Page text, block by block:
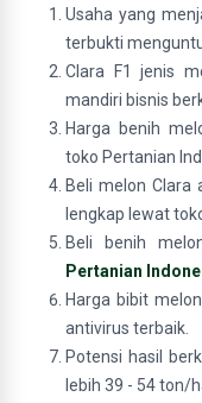
Usaha yang
terbukti
Clara F1 jenis
mandiri bisnis
Harga benih
toko Pertanian
Beli melon Clara
lengkap lewat
Beli benih
Pertanian
Harga bibit
antivirus terbaik.
Potensi hasil
lebih 39 - 54 ton/